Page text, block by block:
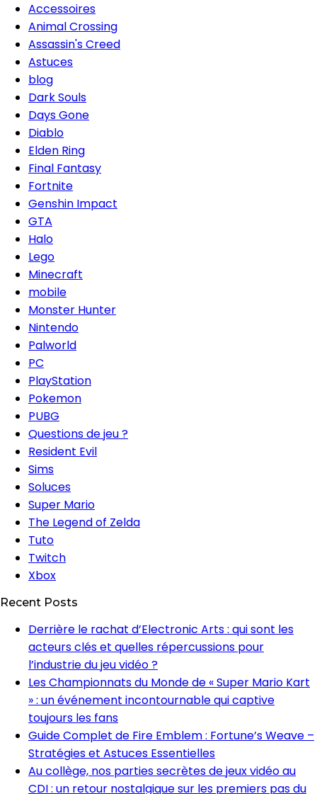
Accessoires
Animal Crossing
Assassin's Creed
Astuces
blog
Dark Souls
Days Gone
Diablo
Elden Ring
Final Fantasy
Fortnite
Genshin Impact
GTA
Halo
Lego
Minecraft
mobile
Monster Hunter
Nintendo
Palworld
PC
PlayStation
Pokemon
PUBG
Questions de jeu ?
Resident Evil
Sims
Soluces
Super Mario
The Legend of Zelda
Tuto
Twitch
Xbox
Recent Posts
Derrière le rachat d’Electronic Arts : qui sont les
acteurs clés et quelles répercussions pour
l’industrie du jeu vidéo ?
Les Championnats du Monde de « Super Mario Kart
» : un événement incontournable qui captive
toujours les fans
Guide Complet de Fire Emblem : Fortune’s Weave –
Stratégies et Astuces Essentielles
Au collège, nos parties secrètes de jeux vidéo au
CDI : un retour nostalgique sur les premiers pas du